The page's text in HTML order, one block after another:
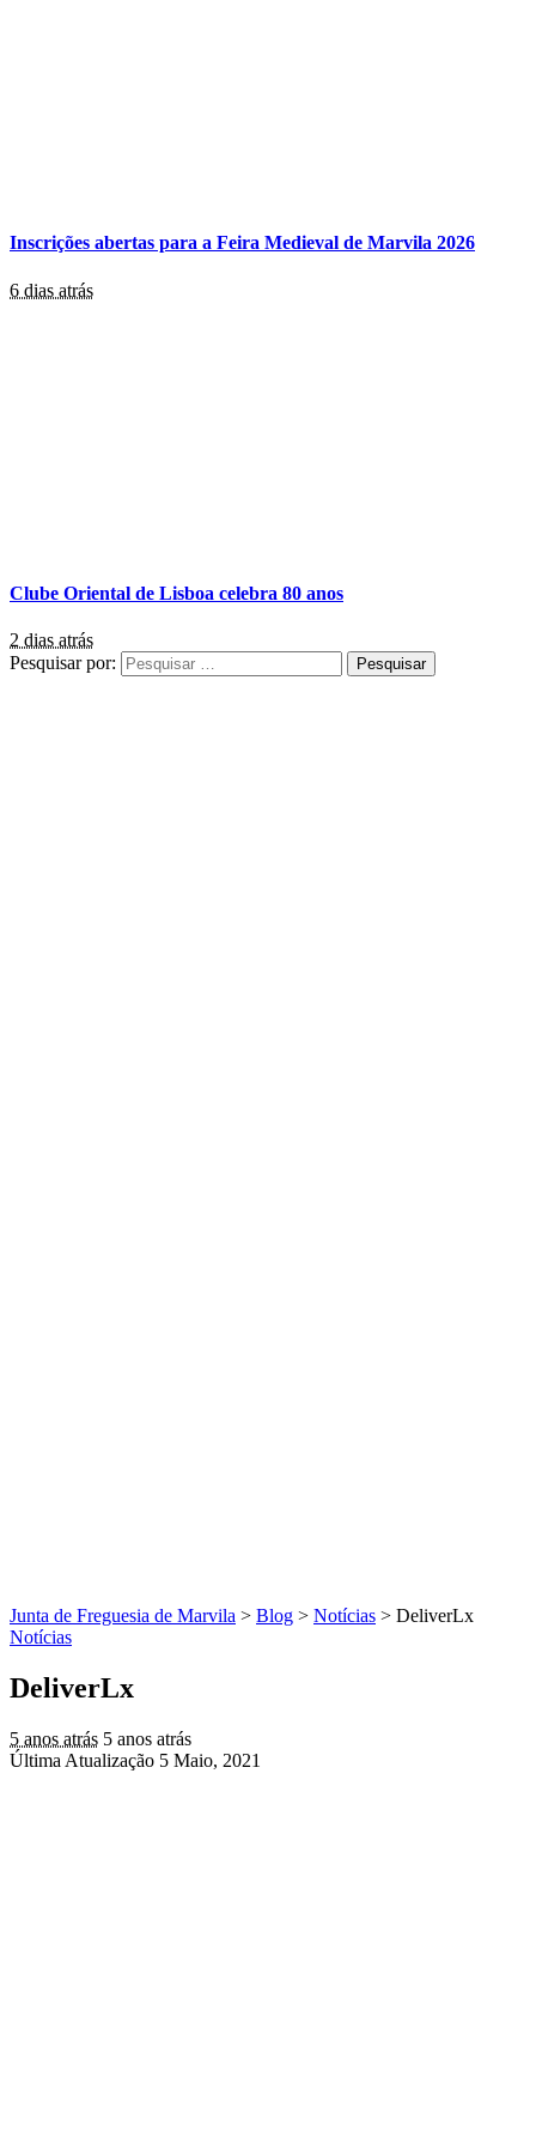
Inscrições abertas para a Feira Medieval de Marvila 2026
6 dias atrás
Clube Oriental de Lisboa celebra 80 anos
2 dias atrás
Pesquisar por:
Junta de Freguesia de Marvila > Blog > Notícias > DeliverLx
Notícias
DeliverLx
5 anos atrás 5 anos atrás
Última Atualização 5 Maio, 2021